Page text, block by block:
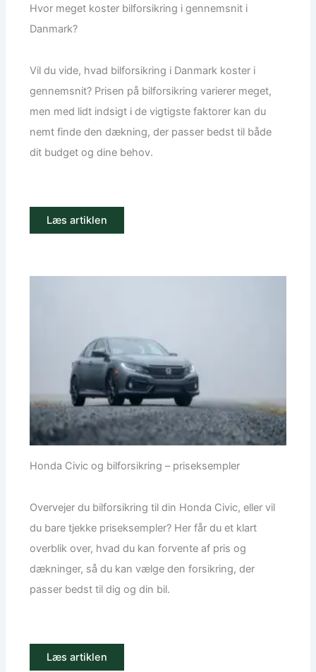
Hvor meget koster bilforsikring i gennemsnit i
Danmark?
Vil du vide, hvad bilforsikring i Danmark koster i
gennemsnit? Prisen på bilforsikring varierer meget,
men med lidt indsigt i de vigtigste faktorer kan du
nemt finde den dækning, der passer bedst til både
dit budget og dine behov.
Læs artiklen
Honda Civic og bilforsikring – priseksempler
Overvejer du bilforsikring til din Honda Civic, eller vil
du bare tjekke priseksempler? Her får du et klart
overblik over, hvad du kan forvente af pris og
dækninger, så du kan vælge den forsikring, der
passer bedst til dig og din bil.
Læs artiklen